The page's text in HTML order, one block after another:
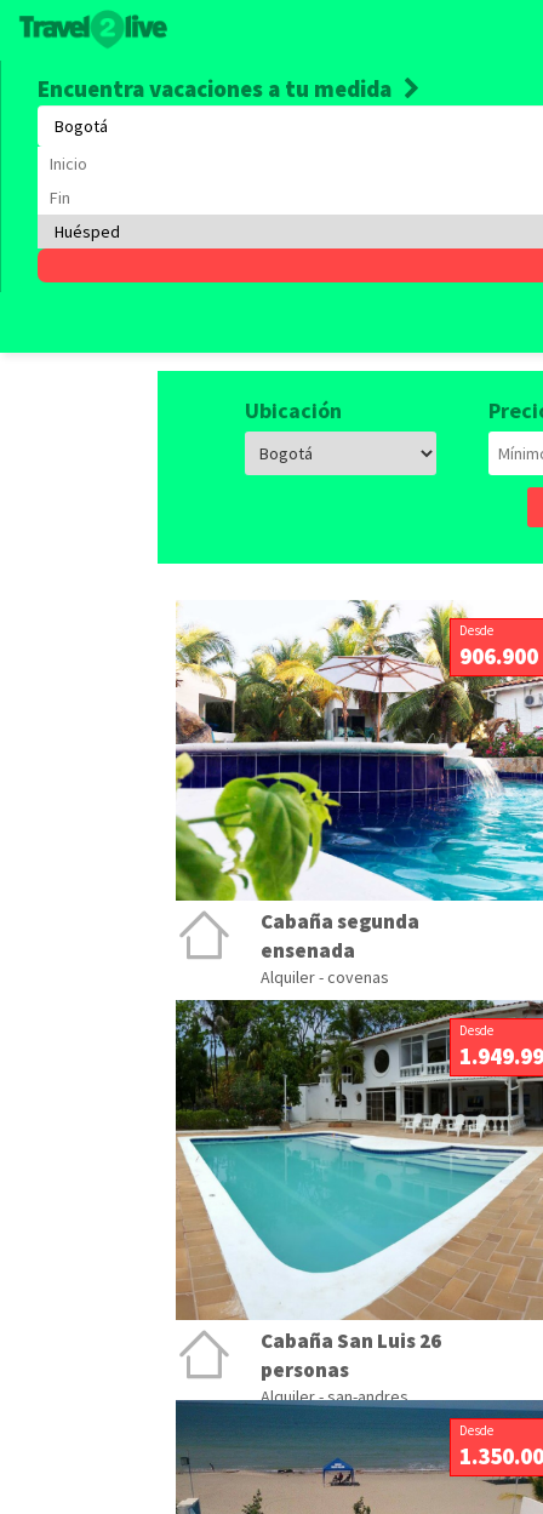
Encuentra vacaciones a tu medida
Ubicación
Desde
906.900
Cabaña segunda
ensenada
Alquiler - covenas
Desde
Cabaña San Luis 26
personas
Alquiler - san-andres
Desde